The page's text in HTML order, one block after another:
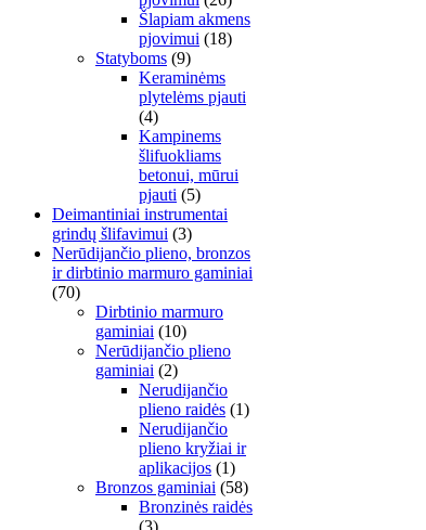
Šlapiam akmens
pjovimui (18)
Statyboms (9)
Keraminėms
plytelėms pjauti
(4)
Kampinems
šlifuokliams
betonui, mūrui
pjauti (5)
Deimantiniai instrumentai
grindų šlifavimui (3)
Nerūdijančio plieno, bronzos
ir dirbtinio marmuro gaminiai
(70)
Dirbtinio marmuro
gaminiai (10)
Nerūdijančio plieno
gaminiai (2)
Nerudijančio
plieno raidės (1)
Nerudijančio
plieno kryžiai ir
aplikacijos (1)
Bronzos gaminiai (58)
Bronzinės raidės
(3)